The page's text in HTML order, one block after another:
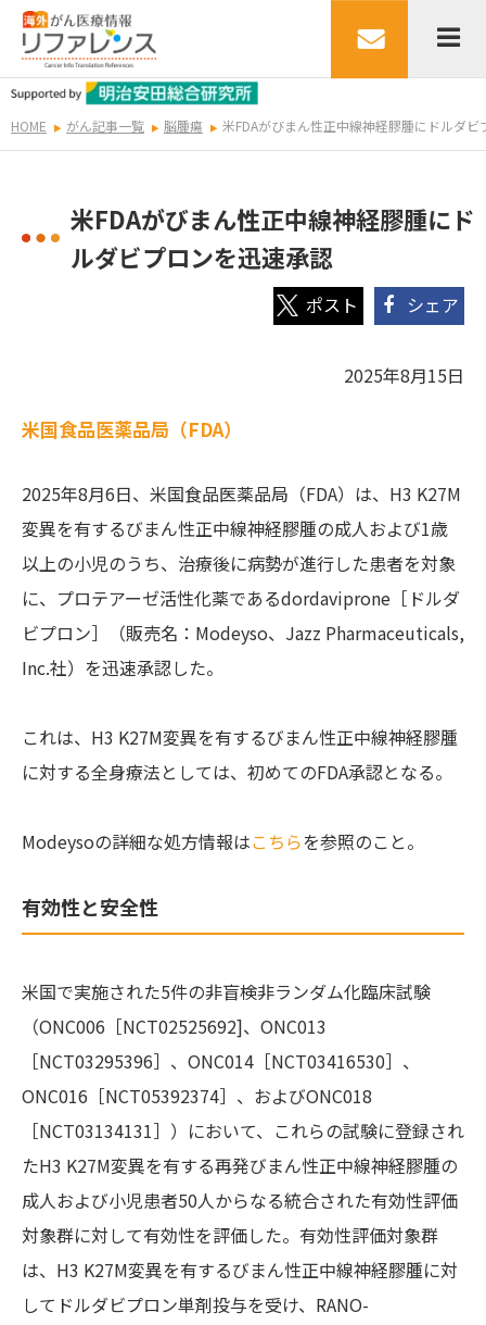
HOME がん記事一覧 脳腫瘍 米FDAがびまん性正中線神経膠腫にドルダビ
米FDAがびまん性正中線神経膠腫にド
ルダビプロンを迅速承認
シェア
2025年8月15日
米国食品医薬品局（FDA）
2025年8月6日、米国食品医薬品局（FDA）は、H3 K27M
変異を有するびまん性正中線神経膠腫の成人および1歳
以上の小児のうち、治療後に病勢が進行した患者を対象
に、プロテアーゼ活性化薬であるdordaviprone［ドルダ
ビプロン］（販売名：Modeyso、Jazz Pharmaceuticals,
Inc.社）を迅速承認した。
これは、H3 K27M変異を有するびまん性正中線神経膠腫
に対する全身療法としては、初めてのFDA承認となる。
Modeysoの詳細な処方情報はこちらを参照のこと。
有効性と安全性
米国で実施された5件の非盲検非ランダム化臨床試験
（ONC006［NCT02525692]、ONC013
［NCT03295396］、ONC014［NCT03416530］、
ONC016［NCT05392374］、およびONC018
［NCT03134131］）において、これらの試験に登録され
たH3 K27M変異を有する再発びまん性正中線神経膠腫の
成人および小児患者50人からなる統合された有効性評価
対象群に対して有効性を評価した。有効性評価対象群
は、H3 K27M変異を有するびまん性正中線神経膠腫に対
してドルダビプロン単剤投与を受け、RANO-